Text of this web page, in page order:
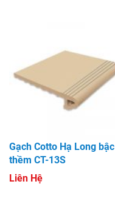
Gạch Cotto Hạ Long bậc
thềm CT-13S
Liên Hệ